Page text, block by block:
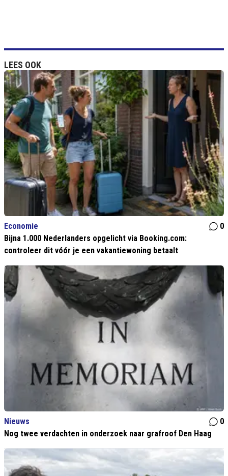
LEES OOK
Economie
0
Bijna 1.000 Nederlanders opgelicht via Booking.com:
controleer dit vóór je een vakantiewoning betaalt
Nieuws
0
Nog twee verdachten in onderzoek naar grafroof Den Haag